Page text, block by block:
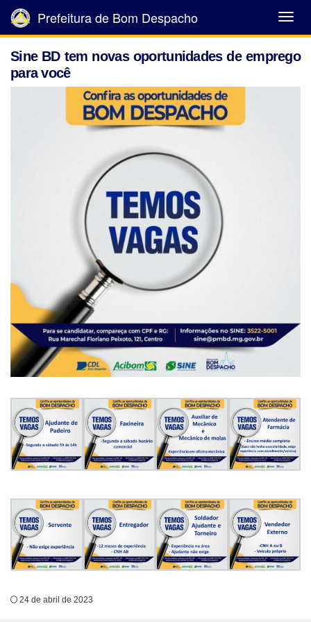
Abrir
Menu
Prefeitura de Bom Despacho
Sine BD tem novas oportunidades de emprego
para você
24 de abril de 2023